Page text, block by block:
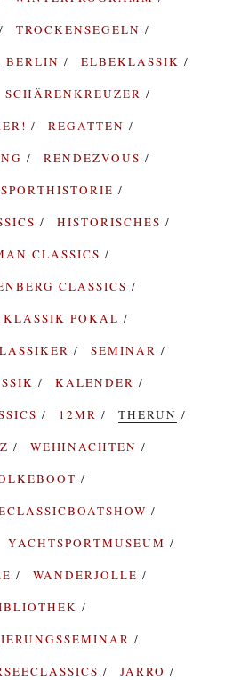
TROCKENSEGELN
BERLIN
ELBEKLASSIK
SCHÄRENKREUZER
REGATTEN
RENDEZVOUS
HISTORISCHES
CLASSICS
CLASSICS
POKAL
SEMINAR
KALENDER
12MR
THERUN
WEIHNACHTEN
YACHTSPORTMUSEUM
WANDERJOLLE
JARRO